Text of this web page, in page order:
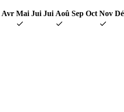
Avr Mai Jui Jui Aoû Sep Oct Nov